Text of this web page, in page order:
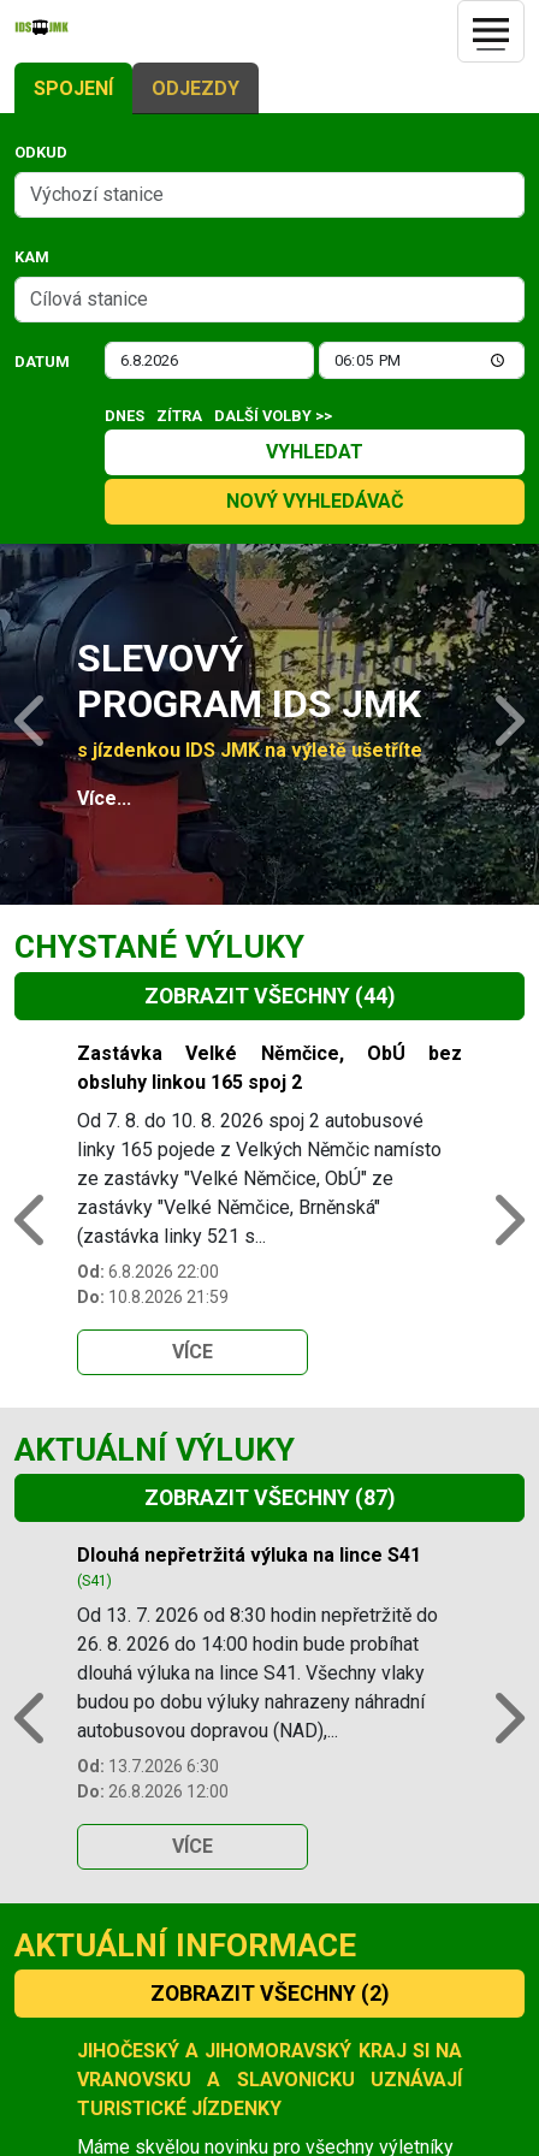
SPOJENÍ ODJEZDY
ODKUD
KAM
DATUM
DNES ZÍTRA DALŠÍ VOLBY >>
VYHLEDAT
NOVÝ VYHLEDÁVAČ
Slide 1 of 4
SLEVOVÝ
PROGRAM IDS JMK
s jízdenkou IDS JMK na výletě ušetříte
Více...
Previous
CHYSTANÉ VÝLUKY
ZOBRAZIT VŠECHNY (44)
Slide 1 of 44
Zastávka Velké Němčice, ObÚ bez
obsluhy linkou 165 spoj 2
Od 7. 8. do 10. 8. 2026 spoj 2 autobusové
linky 165 pojede z Velkých Němčic namísto
ze zastávky "Velké Němčice, ObÚ" ze
zastávky "Velké Němčice, Brněnská"
(zastávka linky 521 s...
Od: 6.8.2026 22:00
Do: 10.8.2026 21:59
VÍCE
Previous
AKTUÁLNÍ VÝLUKY
ZOBRAZIT VŠECHNY (87)
Slide 1 of 87
Dlouhá nepřetržitá výluka na lince S41
(S41)
Od 13. 7. 2026 od 8:30 hodin nepřetržitě do
26. 8. 2026 do 14:00 hodin bude probíhat
dlouhá výluka na lince S41. Všechny vlaky
budou po dobu výluky nahrazeny náhradní
autobusovou dopravou (NAD),...
Od: 13.7.2026 6:30
Do: 26.8.2026 12:00
VÍCE
Previous
AKTUÁLNÍ INFORMACE
ZOBRAZIT VŠECHNY (2)
Slide 1 of 2
JIHOČESKÝ A JIHOMORAVSKÝ KRAJ SI NA
VRANOVSKU A SLAVONICKU UZNÁVAJÍ
TURISTICKÉ JÍZDENKY
Máme skvělou novinku pro všechny výletníky